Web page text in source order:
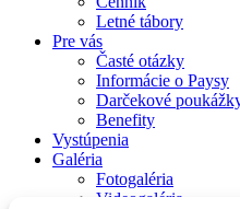
Letné tábory
Pre vás
Časté otázky
Informácie o Paysy
Darčekové
Benefity
Vystúpenia
Galéria
Fotogaléria
Videogaléria